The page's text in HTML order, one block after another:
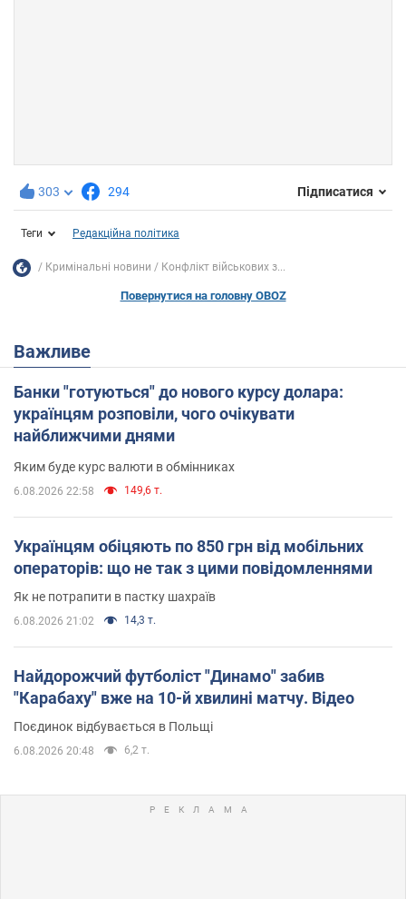
303 294 Підписатися
Теги Редакційна політика
Кримінальні новини Конфлікт військових з...
Повернутися на головну OBOZ
Важливе
Банки "готуються" до нового курсу долара:
українцям розповіли, чого очікувати
найближчими днями
Яким буде курс валюти в обмінниках
6.08.2026 22:58 149,6 т.
Українцям обіцяють по 850 грн від мобільних
операторів: що не так з цими повідомленнями
Як не потрапити в пастку шахраїв
6.08.2026 21:02 14,3 т.
Найдорожчий футболіст "Динамо" забив
"Карабаху" вже на 10-й хвилині матчу. Відео
Поєдинок відбувається в Польщі
6.08.2026 20:48 6,2 т.